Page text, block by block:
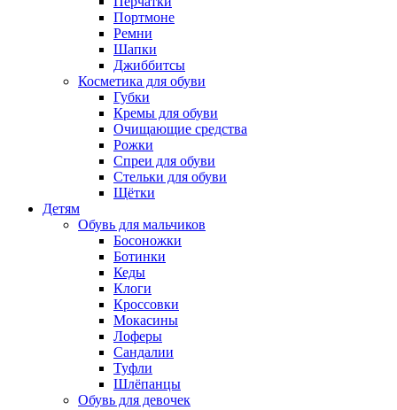
Портмоне
Ремни
Шапки
Джиббитсы
Косметика для обуви
Губки
Кремы для обуви
Очищающие средства
Рожки
Спреи для обуви
Стельки для обуви
Щётки
Детям
Обувь для мальчиков
Босоножки
Ботинки
Кеды
Клоги
Кроссовки
Мокасины
Лоферы
Сандалии
Туфли
Шлёпанцы
Обувь для девочек